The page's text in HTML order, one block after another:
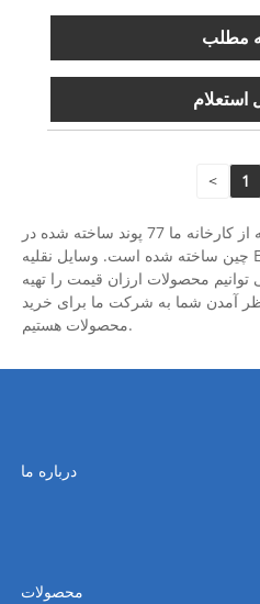
مطلب
استعلام
< 1
شما می توانید مطمئن باشید که از کارخانه ما 77 پوند ساخته شده در
چین ساخته شده است. وسایل نقلیه EXV یک تولید کننده و تأمین کننده
محصولات ارزان قیمت را تهیه
آمدن شما به شرکت ما برای خرید
محصولات هستیم.
درباره ما
محصولات